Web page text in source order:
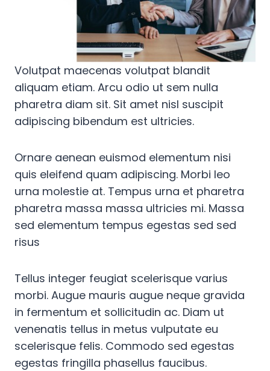
Volutpat maecenas volutpat blandit
aliquam etiam. Arcu odio ut sem nulla
pharetra diam sit. Sit amet nisl suscipit
adipiscing bibendum est ultricies.
Ornare aenean euismod elementum nisi
quis eleifend quam adipiscing. Morbi leo
urna molestie at. Tempus urna et pharetra
pharetra massa massa ultricies mi. Massa
sed elementum tempus egestas sed sed
risus
Tellus integer feugiat scelerisque varius
morbi. Augue mauris augue neque gravida
in fermentum et sollicitudin ac. Diam ut
venenatis tellus in metus vulputate eu
scelerisque felis. Commodo sed egestas
egestas fringilla phasellus faucibus.